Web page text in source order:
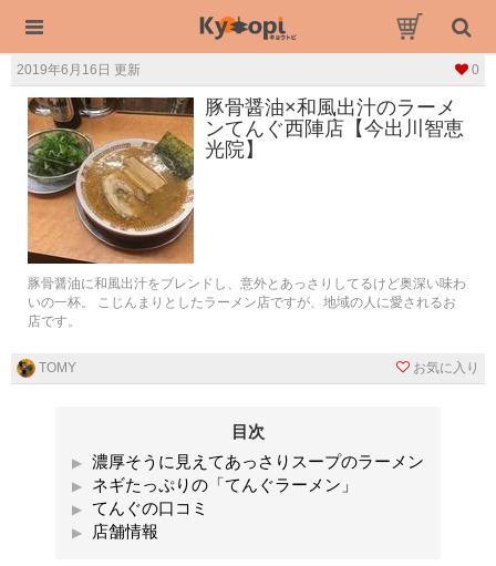
2019年6月16日 更新 0
豚骨醤油×和風出汁のラーメ
ンてんぐ西陣店【今出川智恵
光院】
豚骨醤油に和風出汁をブレンドし、意外とあっさりしてるけど奥深い味わ
いの一杯。 こじんまりとしたラーメン店ですが、地域の人に愛されるお
店です。
TOMY お気に入り
目次
濃厚そうに見えてあっさりスープのラーメン
ネギたっぷりの「てんぐラーメン」
てんぐの口コミ
店舗情報